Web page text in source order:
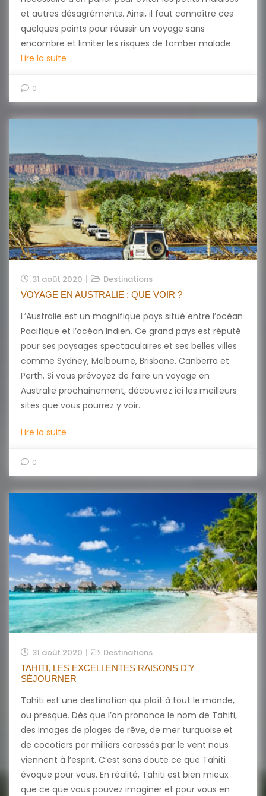
et autres désagréments. Ainsi, il faut connaître ces
quelques points pour réussir un voyage sans
encombre et limiter les risques de tomber malade.
Lire la suite
0
31 août 2020 Destinations
VOYAGE EN AUSTRALIE : QUE VOIR ?
L’Australie est un magnifique pays situé entre l’océan
Pacifique et l’océan Indien. Ce grand pays est réputé
pour ses paysages spectaculaires et ses belles villes
comme Sydney, Melbourne, Brisbane, Canberra et
Perth. Si vous prévoyez de faire un voyage en
Australie prochainement, découvrez ici les meilleurs
sites que vous pourrez y voir.
Lire la suite
0
31 août 2020 Destinations
TAHITI, LES EXCELLENTES RAISONS D’Y
SÉJOURNER
Tahiti est une destination qui plaît à tout le monde,
ou presque. Dès que l’on prononce le nom de Tahiti,
des images de plages de rêve, de mer turquoise et
de cocotiers par milliers caressés par le vent nous
viennent à l’esprit. C’est sans doute ce que Tahiti
évoque pour vous. En réalité, Tahiti est bien mieux
que ce que vous pouvez imaginer et pour vous en